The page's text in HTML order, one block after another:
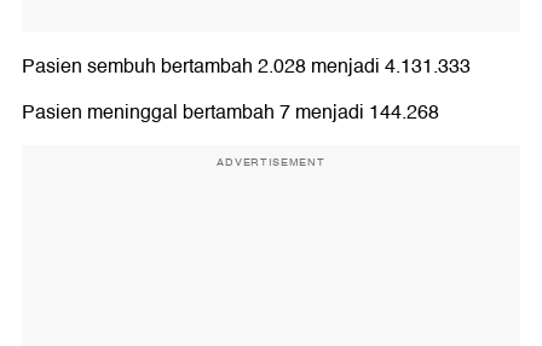
Pasien sembuh bertambah 2.028 menjadi 4.131.333
Pasien meninggal bertambah 7 menjadi 144.268
ADVERTISEMENT